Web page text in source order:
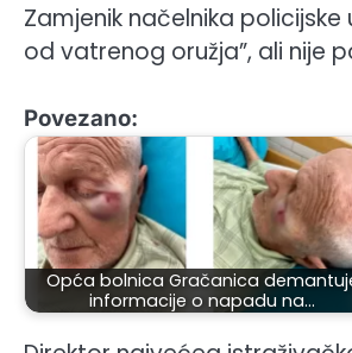
Zamjenik načelnika
od vatrenog oružja”, ali nije
Povezano:
Opća bolnica Gračanica
informacije o napadu na…